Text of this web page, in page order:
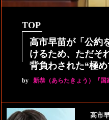
TOP
高市早苗が「公約
けるため、ただそ
背負わされた“極
by 新恭（あらたきょう）『
高市